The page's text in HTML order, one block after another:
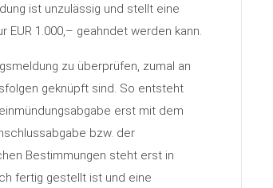
ist unzulässig und stellt eine
1.000,– geahndet werden kann.
zu überprüfen, zumal an
geknüpft sind. So entsteht
erst mit dem
bzw. der
Bestimmungen steht erst in
fertig gestellt ist und eine